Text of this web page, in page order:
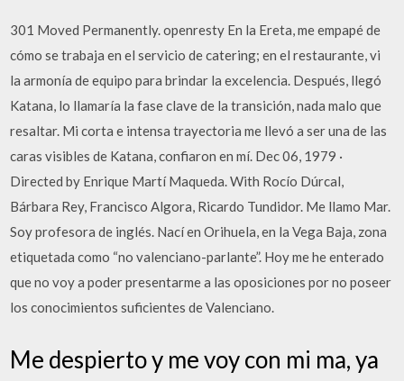
301 Moved Permanently. openresty En la Ereta, me empapé de
cómo se trabaja en el servicio de catering; en el restaurante, vi
la armonía de equipo para brindar la excelencia. Después, llegó
Katana, lo llamaría la fase clave de la transición, nada malo que
resaltar. Mi corta e intensa trayectoria me llevó a ser una de las
caras visibles de Katana, confiaron en mí. Dec 06, 1979 ·
Directed by Enrique Martí Maqueda. With Rocío Dúrcal,
Bárbara Rey, Francisco Algora, Ricardo Tundidor. Me llamo Mar.
Soy profesora de inglés. Nací en Orihuela, en la Vega Baja, zona
etiquetada como “no valenciano-parlante”. Hoy me he enterado
que no voy a poder presentarme a las oposiciones por no poseer
los conocimientos suficientes de Valenciano.
Me despierto y me voy con mi ma, ya